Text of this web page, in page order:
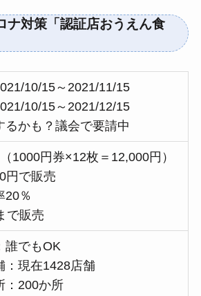
対策「認証店おうえん食
10/15～2021/11/15
10/15～2021/12/15
かも？議会で要請中
1000円券×12枚＝12,000円）
円で販売
20％
で販売
誰でもOK
：現在1428店舗
：200か所